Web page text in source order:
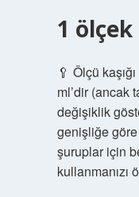
1
🥄 Ölçü
ml’dir (ancak
değişiklik
genişliğe
şuruplar için
kullanmanızı